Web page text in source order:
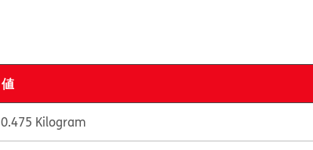
値
0.475 Kilogram